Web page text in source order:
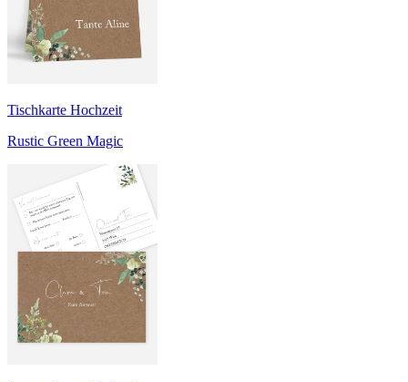
Tischkarte Hochzeit
Rustic Green Magic